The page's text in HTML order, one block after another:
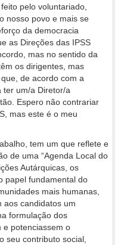
pelo voluntariado,
nosso povo e mais se
da democracia
as Direções das IPSS
mas no sentido da
os dirigentes, mas
de acordo com a
ter um/a Diretor/a
Espero não contrariar
mas este é o meu
tem um que reflete e
de uma “Agenda Local do
Autárquicas, os
papel fundamental do
mais humanas,
aos candidatos um
formulação dos
e potenciassem o
seu contributo social,